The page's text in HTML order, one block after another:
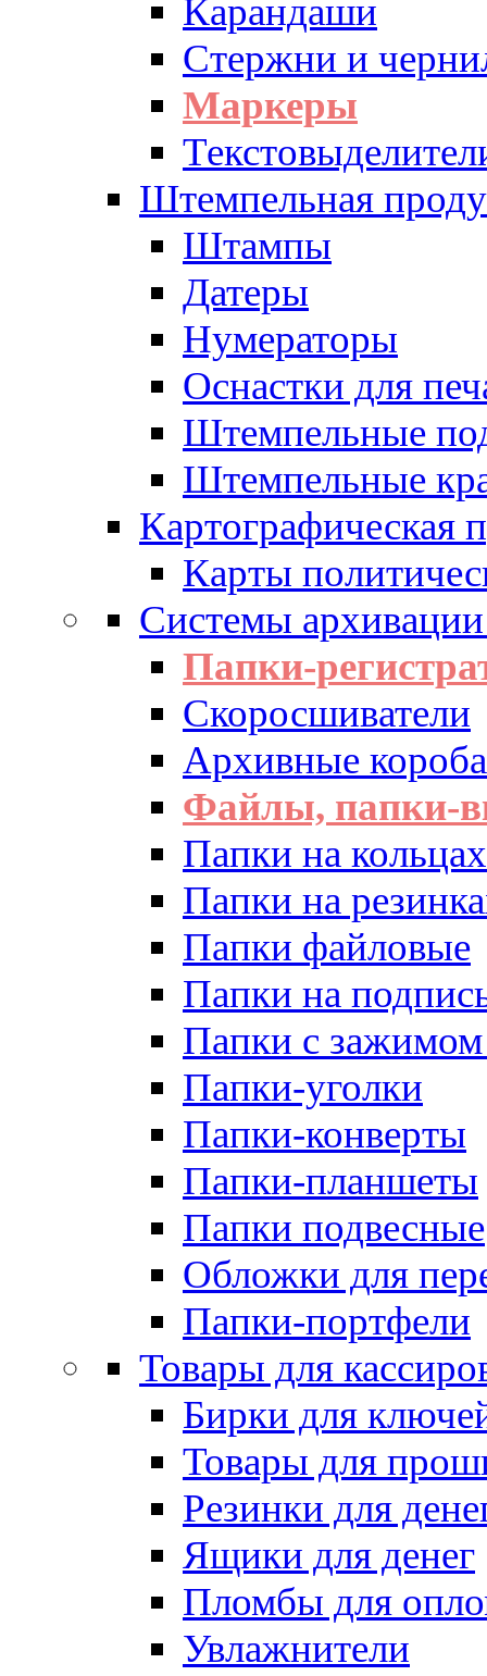
Карандаши
Стержни и
Маркеры
Штемпельная
Штампы
Датеры
Нумераторы
Оснастки для
Штемпельные
Штемпельные
Картографическая
Карты
Системы
Папки-
Скоросшиватели
Архивные
Файлы, папки-
Папки на кольцах
Папки на
Папки файловые
Папки на
Папки с
Папки-уголки
Папки-конверты
Папки-планшеты
Папки подвесные
Обложки для
Папки-портфели
Товары для
Бирки для
Товары для
Резинки для
Ящики для денег
Пломбы для
Увлажнители